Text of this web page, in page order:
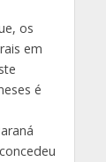
os
em
é